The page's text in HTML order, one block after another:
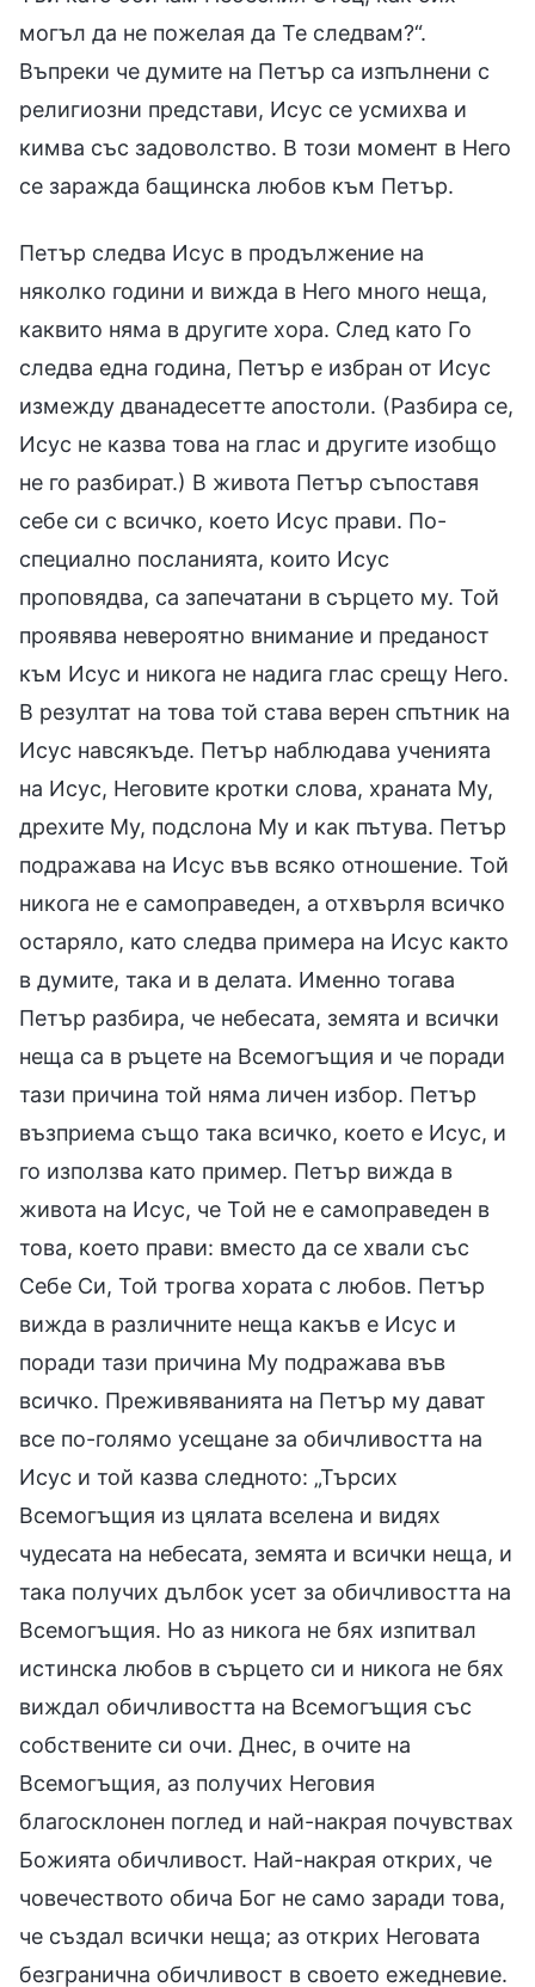
могъл да не пожелая да Те следвам?“.
Въпреки че думите на Петър са изпълнени с
религиозни представи, Исус се усмихва и
кимва със задоволство. В този момент в Него
се заражда бащинска любов към Петър.
Петър следва Исус в продължение на
няколко години и вижда в Него много неща,
каквито няма в другите хора. След като Го
следва една година, Петър е избран от Исус
измежду дванадесетте апостоли. (Разбира се,
Исус не казва това на глас и другите изобщо
не го разбират.) В живота Петър съпоставя
себе си с всичко, което Исус прави. По-
специално посланията, които Исус
проповядва, са запечатани в сърцето му. Той
проявява невероятно внимание и преданост
към Исус и никога не надига глас срещу Него.
В резултат на това той става верен спътник на
Исус навсякъде. Петър наблюдава ученията
на Исус, Неговите кротки слова, храната Му,
дрехите Му, подслона Му и как пътува. Петър
подражава на Исус във всяко отношение. Той
никога не е самоправеден, а отхвърля всичко
остаряло, като следва примера на Исус както
в думите, така и в делата. Именно тогава
Петър разбира, че небесата, земята и всички
неща са в ръцете на Всемогъщия и че поради
тази причина той няма личен избор. Петър
възприема също така всичко, което е Исус, и
го използва като пример. Петър вижда в
живота на Исус, че Той не е самоправеден в
това, което прави: вместо да се хвали със
Себе Си, Той трогва хората с любов. Петър
вижда в различните неща какъв е Исус и
поради тази причина Му подражава във
всичко. Преживяванията на Петър му дават
все по-голямо усещане за обичливостта на
Исус и той казва следното: „Търсих
Всемогъщия из цялата вселена и видях
чудесата на небесата, земята и всички неща, и
така получих дълбок усет за обичливостта на
Всемогъщия. Но аз никога не бях изпитвал
истинска любов в сърцето си и никога не бях
виждал обичливостта на Всемогъщия със
собствените си очи. Днес, в очите на
Всемогъщия, аз получих Неговия
благосклонен поглед и най-накрая почувствах
Божията обичливост. Най-накрая открих, че
човечеството обича Бог не само заради това,
че създал всички неща; аз открих Неговата
безгранична обичливост в своето ежедневие.